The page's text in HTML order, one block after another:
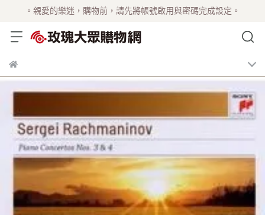
。親愛的樂迷，購物前，請先將帳號啟用與密碼完成設定。